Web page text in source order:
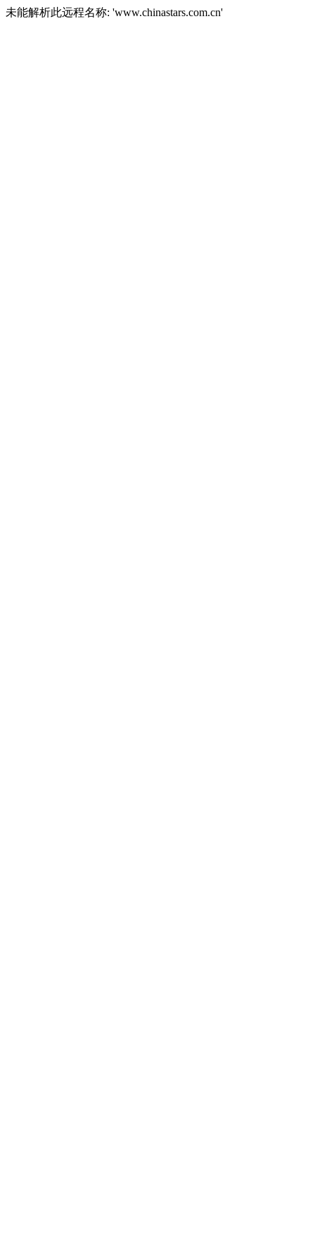
未能解析此远程名称: 'www.chinastars.com.cn'